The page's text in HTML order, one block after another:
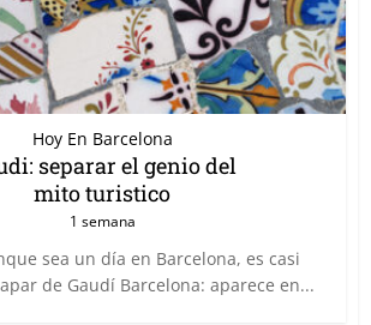
Hoy En Barcelona
separar el genio del
mito turistico
1 semana
sea un día en Barcelona, es casi
de Gaudí Barcelona: aparece en...